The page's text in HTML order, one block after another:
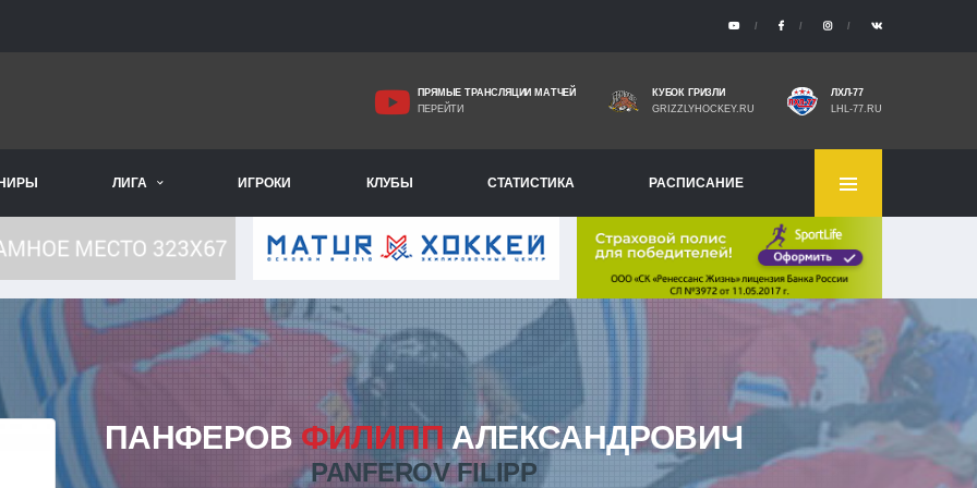
ПРЯМЫЕ ТРАНСЛЯЦИИ МАТЧЕЙ
ПЕРЕЙТИ
КУБОК ГРИЗЛИ
GRIZZLYHOCKEY.RU
ЛХЛ-77
LHL-77.RU
ЛИГА ИГРОКИ КЛУБЫ СТАТИСТИКА РАСПИСАНИЕ
ПАНФЕРОВ ФИЛИППАЛЕКСАНДРОВИЧ
PANFEROV FILIPP